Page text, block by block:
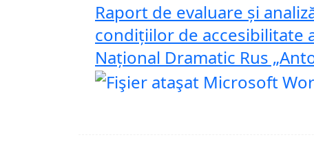
Raport de evaluare și
condițiilor de accesibilitate
Național Dramatic Rus